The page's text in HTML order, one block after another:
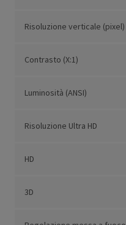
Risoluzione verticale (pixel)
Contrasto (X:1)
Luminosità (ANSI)
Risoluzione Ultra HD
HD
3D